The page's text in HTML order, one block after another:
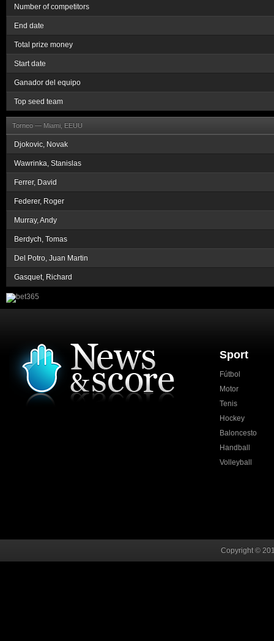
Number of competitors
End date
Total prize money
Start date
Ganador del equipo
Top seed team
Torneo — Miami, EEUU
Djokovic, Novak
Wawrinka, Stanislas
Ferrer, David
Federer, Roger
Murray, Andy
Berdych, Tomas
Del Potro, Juan Martin
Gasquet, Richard
Sport
Fútbol
Motor
Tenis
Hockey
Baloncesto
Handball
Volleyball
Copyright ©